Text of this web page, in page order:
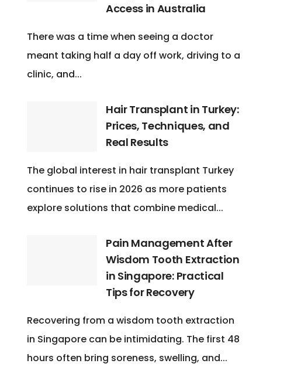
Access in Australia
There was a time when seeing a doctor
meant taking half a day off work, driving to a
clinic, and...
Hair Transplant in Turkey:
Prices, Techniques, and
Real Results
The global interest in hair transplant Turkey
continues to rise in 2026 as more patients
explore solutions that combine medical...
Pain Management After
Wisdom Tooth Extraction
in Singapore: Practical
Tips for Recovery
Recovering from a wisdom tooth extraction
in Singapore can be intimidating. The first 48
hours often bring soreness, swelling, and...